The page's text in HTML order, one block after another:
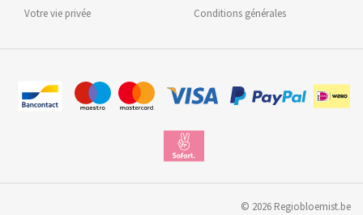
Votre vie privée
Conditions générales
© 2026 Regiobloemist.be